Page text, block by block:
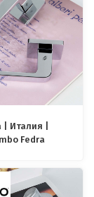
| Италия |
Fedra